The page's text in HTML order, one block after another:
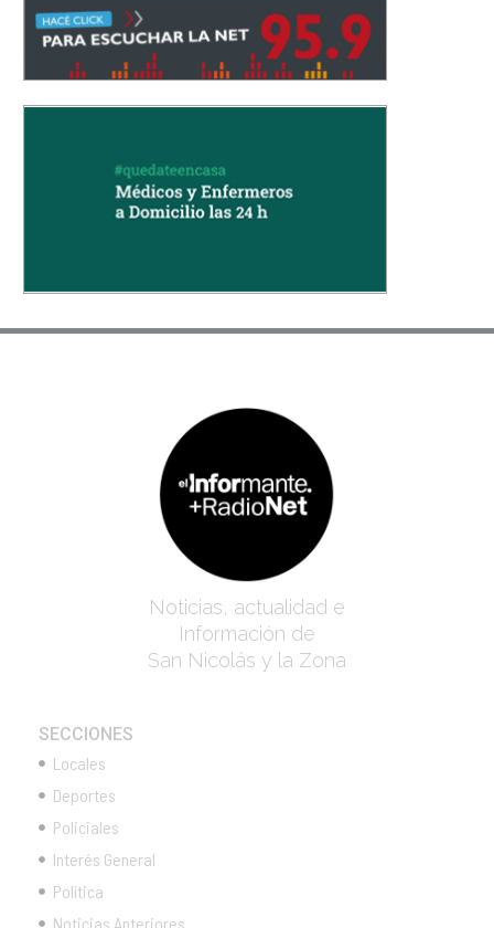
Noticias, actualidad e
Información de
San Nicolás y la Zona
SECCIONES
Locales
Deportes
Policiales
Interés General
Política
Noticias Anteriores